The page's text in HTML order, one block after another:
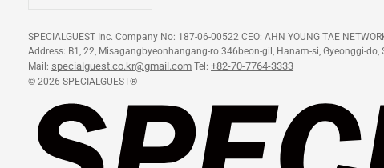
SPECIALGUEST Inc. Company No: 187-06-00522 CEO: AHN YOUNG TAE
Address: B1, 22, Misagangbyeonhangang-ro 346beon-gil, Hanam-si, Gyeonggi-
Mail:specialguest.co.kr@gmail.com Tel:+82-70-7764-3333
© 2026 SPECIALGUEST®